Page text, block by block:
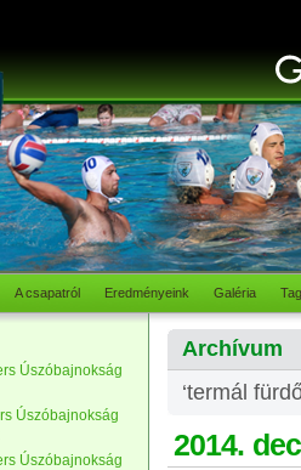
A csapatról Eredményeink Galéria
Archívum
‘termál
2014.
Úszóbajnokság
Úszóbajnokság
Úszóbajnokság